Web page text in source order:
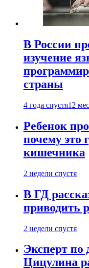
В России
изучение
страны
4 года спустя12
Ребенок
почему это
кишечника
2 недели спустя
В ГД
приводить
2 недели спустя
Эксперт по
Цицулина